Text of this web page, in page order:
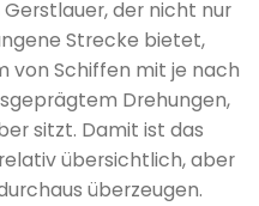
der nicht nur
Strecke bietet,
von Schiffen mit je nach
Drehungen,
sitzt. Damit ist das
übersichtlich, aber
überzeugen.